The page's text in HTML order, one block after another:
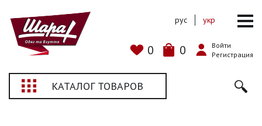
0 0
Войти
Регистрация
рус укр
КАТАЛОГ ТОВАРОВ